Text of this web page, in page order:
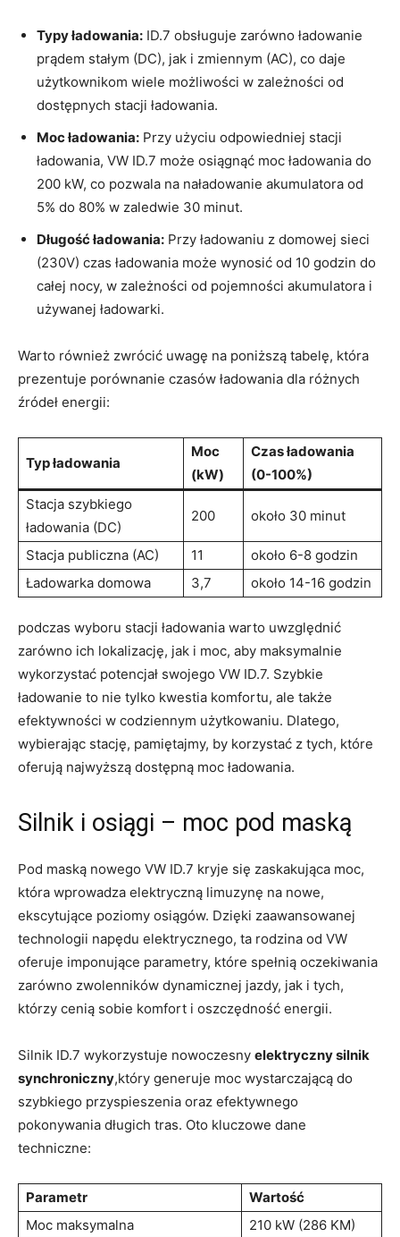
Typy ładowania: ID.7 obsługuje zarówno ładowanie
prądem stałym (DC), jak i zmiennym (AC), co daje
użytkownikom wiele możliwości w zależności od
dostępnych stacji ładowania.
Moc ładowania: Przy użyciu odpowiedniej stacji
ładowania, VW ID.7 może osiągnąć moc ładowania do
200 kW, co pozwala na naładowanie akumulatora od
5% do 80% w zaledwie 30 minut.
Długość ładowania: Przy ładowaniu z domowej sieci
(230V) czas ładowania może wynosić od 10 godzin do
całej nocy, w zależności od pojemności akumulatora i
używanej ładowarki.
Warto również zwrócić uwagę na poniższą tabelę, która
prezentuje porównanie czasów ładowania dla różnych
źródeł energii:
Typ ładowania
Moc
(kW)
Czas ładowania
(0-100%)
Stacja szybkiego
ładowania (DC)
200 około 30 minut
Stacja publiczna (AC) 11
około 6-8 godzin
Ładowarka domowa
3,7 około 14-16 godzin
podczas wyboru stacji ładowania warto uwzględnić
zarówno ich lokalizację, jak i moc, aby maksymalnie
wykorzystać potencjał swojego VW ID.7. Szybkie
ładowanie to nie tylko kwestia komfortu, ale także
efektywności w codziennym użytkowaniu. Dlatego,
wybierając stację, pamiętajmy, by korzystać z tych, które
oferują najwyższą dostępną moc ładowania.
Silnik i osiągi – moc pod maską
Pod maską nowego VW ID.7 kryje się zaskakująca moc,
która wprowadza elektryczną limuzynę na nowe,
ekscytujące poziomy osiągów. Dzięki zaawansowanej
technologii napędu elektrycznego, ta rodzina od VW
oferuje imponujące parametry, które spełnią oczekiwania
zarówno zwolenników dynamicznej jazdy, jak i tych,
którzy cenią sobie komfort i oszczędność energii.
Silnik ID.7 wykorzystuje nowoczesny elektryczny silnik
synchroniczny,który generuje moc wystarczającą do
szybkiego przyspieszenia oraz efektywnego
pokonywania długich tras. Oto kluczowe dane
techniczne:
Parametr
Wartość
Moc maksymalna
210 kW (286 KM)